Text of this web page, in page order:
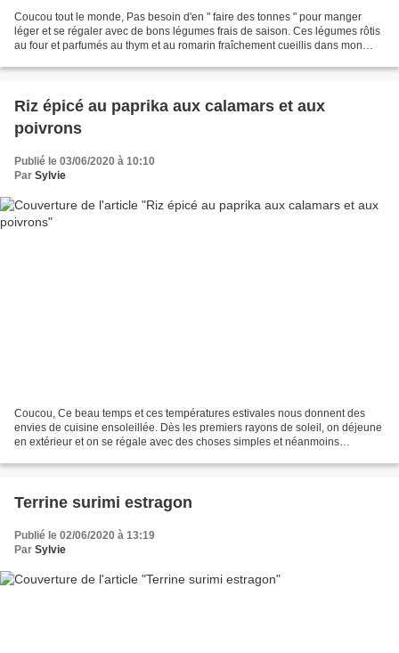
Coucou tout le monde, Pas besoin d'en " faire des tonnes " pour manger
léger et se régaler avec de bons légumes frais de saison. Ces légumes rôtis
au four et parfumés au thym et au romarin fraîchement cueillis dans mon
Riz épicé au paprika aux calamars et aux
poivrons
Publié le 03/06/2020 à 10:10
Par Sylvie
Coucou, Ce beau temps et ces températures estivales nous donnent des
envies de cuisine ensoleillée. Dès les premiers rayons de soleil, on déjeune
en extérieur et on se régale avec des choses simples et néanmoins
Terrine surimi estragon
Publié le 02/06/2020 à 13:19
Par Sylvie